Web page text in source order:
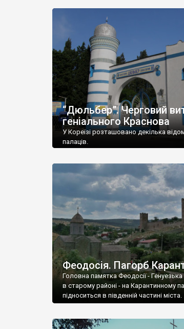
“Дюльбер”. Черговий
геніального Краснова
У Кореїзі розташовано декілька
палаців.
Феодосія. Пагорб
Головна памятка Феодосії -
в старому районі - на Карантинному
підноситься в південній частині міста.